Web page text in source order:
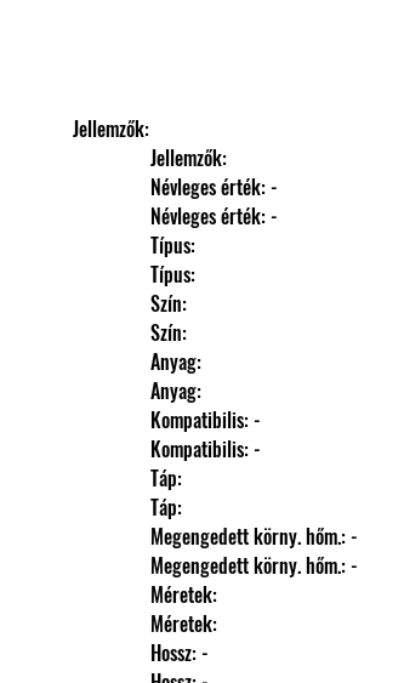
Jellemzők:
                Jellemzők:
                Névleges érték: -
                Névleges érték: -
                Típus:
                Típus:
                Szín:
                Szín:
                Anyag:
                Anyag:
                Kompatibilis: -
                Kompatibilis: -
                Táp:
                Táp:
                Megengedett körny. hőm.: -
                Megengedett körny. hőm.: -
                Méretek:
                Méretek:
                Hossz: -